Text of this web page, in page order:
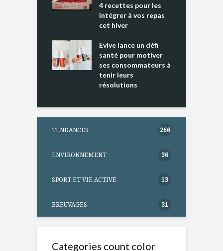
4 recettes pour les
intégrer à vos repas
cet hiver
Evive lance un défi
santé pour motiver
ses consommateurs à
tenir leurs
résolutions
TENDANCES 266
ENVIRONNEMENT 36
SPORT ET VIE ACTIVE 13
BREUVAGES 31
Categories count color